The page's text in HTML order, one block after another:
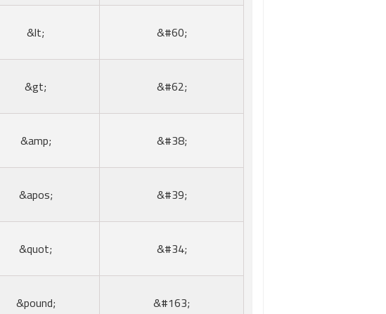
;#60&
;lt&
;#62&
;gt&
;#38&
;amp&
;#39&
;apos&
;#34&
;quot&
;#163&
;pound&